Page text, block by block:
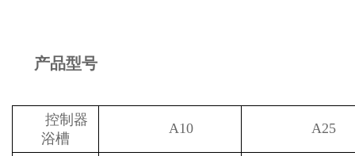
产品型号
控制器
浴槽
A10 A25